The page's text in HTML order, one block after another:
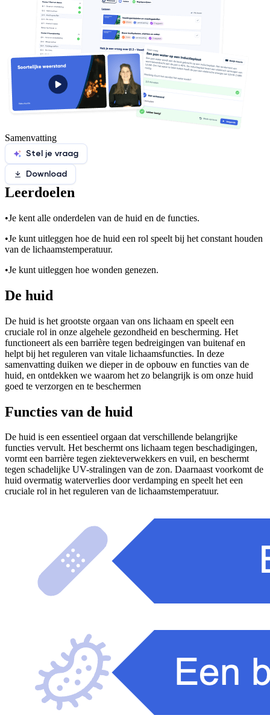
Samenvatting
Stel je vraag
Download
Leerdoelen
•Je kent alle onderdelen van de huid en de functies.
•Je kunt uitleggen hoe de huid een rol speelt bij het constant houden
van de lichaamstemperatuur.
•Je kunt uitleggen hoe wonden genezen.
De huid
De huid is het grootste orgaan van ons lichaam en speelt een
cruciale rol in onze algehele gezondheid en bescherming. Het
functioneert als een barrière tegen bedreigingen van buitenaf en
helpt bij het reguleren van vitale lichaamsfuncties. In deze
samenvatting duiken we dieper in de opbouw en functies van de
huid, en ontdekken we waarom het zo belangrijk is om onze huid
goed te verzorgen en te beschermen
Functies van de huid
De huid is een essentieel orgaan dat verschillende belangrijke
functies vervult. Het beschermt ons lichaam tegen beschadigingen,
vormt een barrière tegen ziekteverwekkers en vuil, en beschermt
tegen schadelijke UV-stralingen van de zon. Daarnaast voorkomt de
huid overmatig waterverlies door verdamping en speelt het een
cruciale rol in het reguleren van de lichaamstemperatuur.